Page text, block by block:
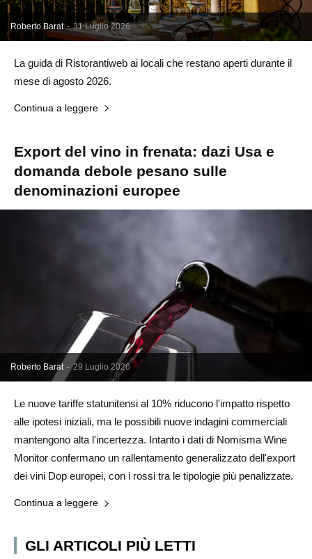
Roberto Barat - 31 Luglio 2026
La guida di Ristorantiweb ai locali che restano aperti durante il
mese di agosto 2026.
Continua a leggere
Export del vino in frenata: dazi Usa e
domanda debole pesano sulle
denominazioni europee
Roberto Barat - 29 Luglio 2026
Le nuove tariffe statunitensi al 10% riducono l'impatto rispetto
alle ipotesi iniziali, ma le possibili nuove indagini commerciali
mantengono alta l'incertezza. Intanto i dati di Nomisma Wine
Monitor confermano un rallentamento generalizzato dell'export
dei vini Dop europei, con i rossi tra le tipologie più penalizzate.
Continua a leggere
GLI ARTICOLI PIÙ LETTI